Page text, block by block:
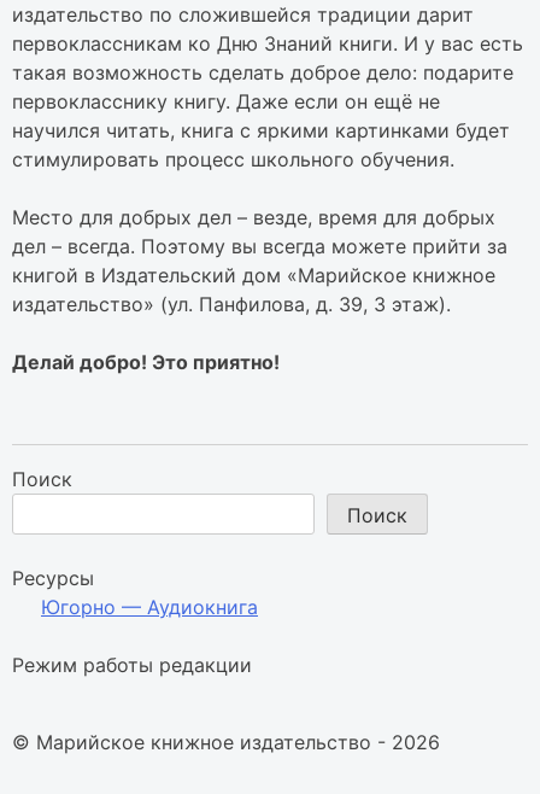
издательство по сложившейся традиции дарит
первоклассникам ко Дню Знаний книги. И у вас есть
такая возможность сделать доброе дело: подарите
первокласснику книгу. Даже если он ещё не
научился читать, книга с яркими картинками будет
стимулировать процесс школьного обучения.
Место для добрых дел – везде, время для добрых
дел – всегда. Поэтому вы всегда можете прийти за
книгой в Издательский дом «Марийское книжное
издательство» (ул. Панфилова, д. 39, 3 этаж).
Делай добро! Это приятно!
Поиск
Поиск
Ресурсы
Югорно — Аудиокнига
Режим работы редакции
© Марийское книжное издательство - 2026